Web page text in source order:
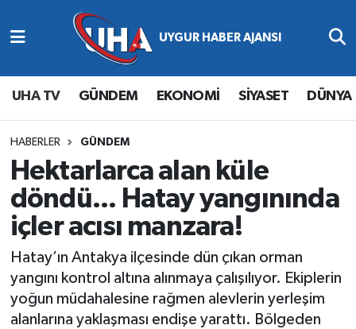
UHA TV GÜNDEM EKONOMİ SİYASET DÜNYA
HABERLER GÜNDEM
Hektarlarca alan küle
döndü... Hatay yangınında
içler acısı manzara!
Hatay’ın Antakya ilçesinde dün çıkan orman
yangını kontrol altına alınmaya çalışılıyor. Ekiplerin
yoğun müdahalesine rağmen alevlerin yerleşim
alanlarına yaklaşması endişe yarattı. Bölgeden
Abone Ol
Gündem
Ekonomi
Magazin
Siyaset
Spor
Yaşam
Nöbetçi Eczaneler
Hava Durumu
Namaz Vakitleri
Trafik Durumu
Süper Lig Puan Durumu ve Fikstür
Tüm Manşetler
Son Dakika Haberleri